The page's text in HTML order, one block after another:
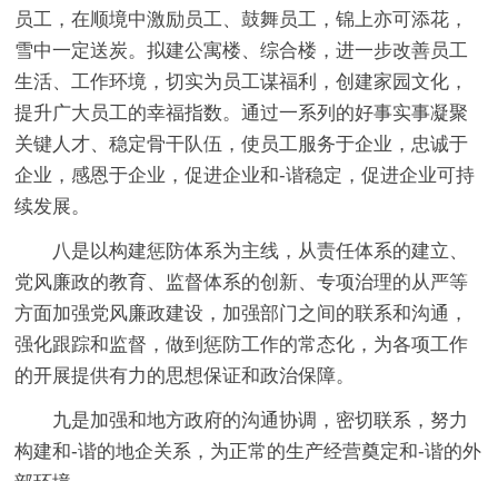
员工，在顺境中激励员工、鼓舞员工，锦上亦可添花，
雪中一定送炭。拟建公寓楼、综合楼，进一步改善员工
生活、工作环境，切实为员工谋福利，创建家园文化，
提升广大员工的幸福指数。通过一系列的好事实事凝聚
关键人才、稳定骨干队伍，使员工服务于企业，忠诚于
企业，感恩于企业，促进企业和-谐稳定，促进企业可持
续发展。
八是以构建惩防体系为主线，从责任体系的建立、
党风廉政的教育、监督体系的创新、专项治理的从严等
方面加强党风廉政建设，加强部门之间的联系和沟通，
强化跟踪和监督，做到惩防工作的常态化，为各项工作
的开展提供有力的思想保证和政治保障。
九是加强和地方政府的沟通协调，密切联系，努力
构建和-谐的地企关系，为正常的生产经营奠定和-谐的外